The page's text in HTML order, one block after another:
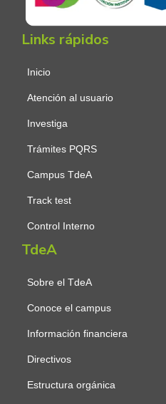
Links rápidos
Inicio
Atención al usuario
Investiga
Trámites PQRS
Campus TdeA
Track test
Control Interno
TdeA
Sobre el TdeA
Conoce el campus
Información financiera
Directivos
Estructura orgánica